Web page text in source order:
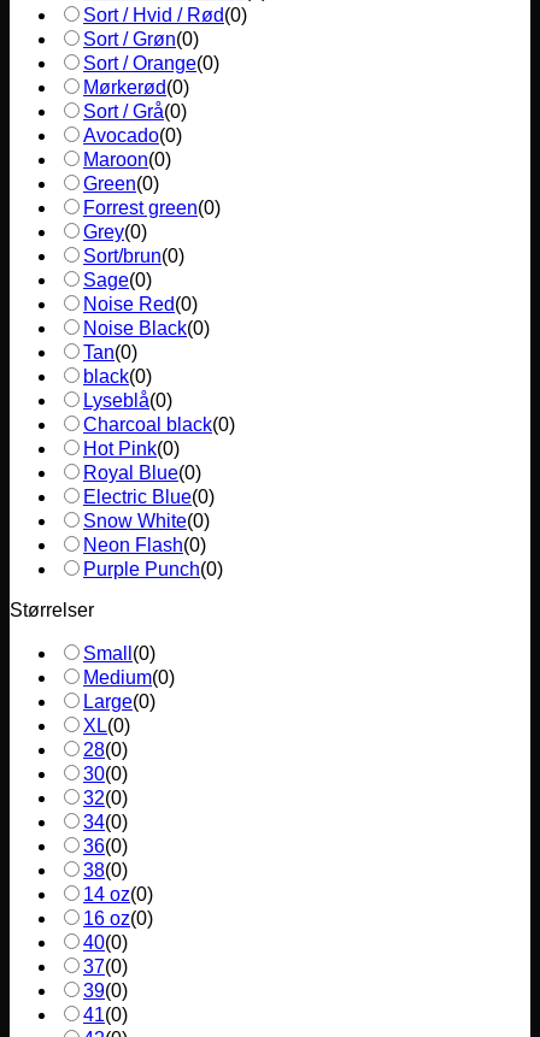
Sort / Hvid / Rød(0)
Sort / Grøn(0)
Sort / Orange(0)
Mørkerød(0)
Sort / Grå(0)
Avocado(0)
Maroon(0)
Green(0)
Forrest green(0)
Grey(0)
Sort/brun(0)
Sage(0)
Noise Red(0)
Noise Black(0)
Tan(0)
black(0)
Lyseblå(0)
Charcoal black(0)
Hot Pink(0)
Royal Blue(0)
Electric Blue(0)
Snow White(0)
Neon Flash(0)
Purple Punch(0)
Størrelser
Small (0)
Medium(0)
Large(0)
XL(0)
28(0)
30(0)
32(0)
34(0)
36(0)
38(0)
14 oz(0)
16 oz(0)
40(0)
37(0)
39(0)
41(0)